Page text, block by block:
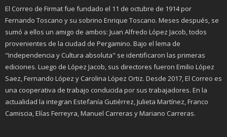
El Correo de Firmat fue fundado el 11 de octubre de 1914 por
Fernando Toscano y su sobrino Enrique Toscano. Meses después, se
sumó a ellos un amigo de ambos: Juan Alfredo López Jacob, todos
provenientes de la ciudad de Pergamino. Bajo el lema de
"Independencia y Cultura absoluta" se identificaron las primeras
ediciones. Luego de López Jacob, sus directores fueron Emilio López
Saez, Fernando López y Carolina López Ortiz. Desde 2017, El Correo es
una cooperativa de trabajo conducida por sus trabajadores. En la
actualidad la integran Estefanía Gutiérrez, Julieta Martínez, Franco
Camiscia, Elías Ferreyra, Manuel Carreras y Mariano Carreras.